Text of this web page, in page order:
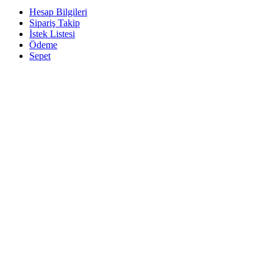
Hesap Bilgileri
Sipariş Takip
İstek Listesi
Ödeme
Sepet